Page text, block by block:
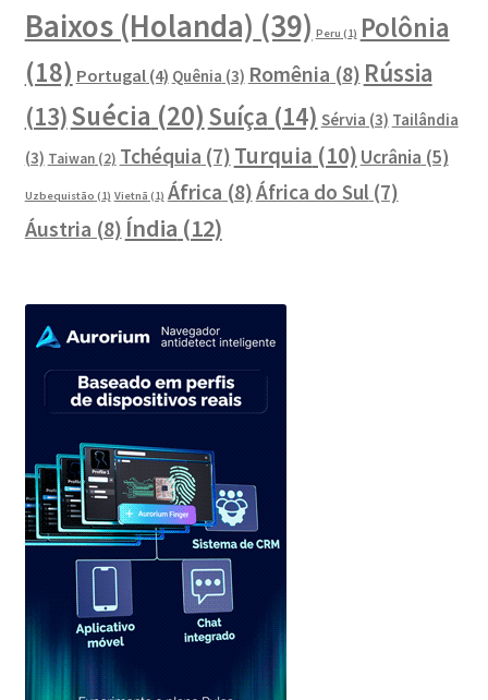
Baixos (Holanda) (39) Peru (1) Polônia
(18) Portugal(4) Quênia (3) Romênia (8) Rússia
(13)Suécia (20) Suíça (14) Sérvia (3) Tailândia
(3) Taiwan(2) Tchéquia (7) Turquia (10) Ucrânia (5)
Uzbequistão (1) Vietnã (1) África (8)África do Sul(7)
Áustria (8) Índia (12)